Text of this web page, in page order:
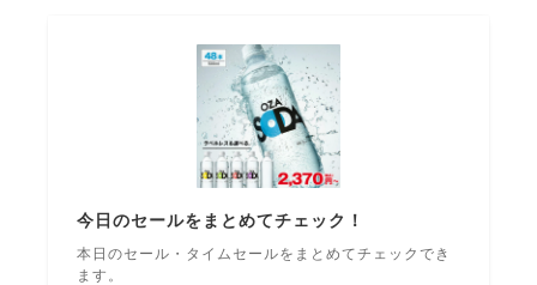
今日のセールをまとめてチェック！
本日のセール・タイムセールをまとめてチェックでき
ます。